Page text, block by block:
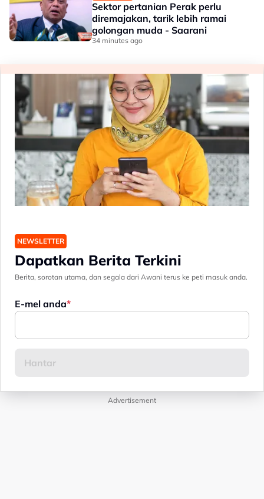
Sektor pertanian Perak perlu
diremajakan, tarik lebih ramai
golongan muda - Saarani
34 minutes ago
NEWSLETTER
Dapatkan Berita Terkini
Berita, sorotan utama, dan segala dari Awani terus ke peti masuk anda.
E-mel anda
Advertisement